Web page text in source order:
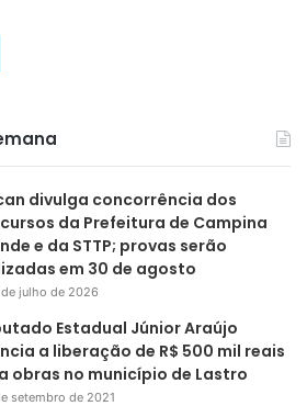
divulga concorrência dos
da Prefeitura de Campina
e da STTP; provas serão
em 30 de agosto
julho de 2026
Estadual Júnior Araújo
a liberação de R$ 500 mil reais
obras no município de Lastro
setembro de 2021